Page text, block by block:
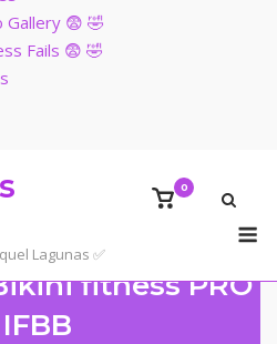
Gallery 😨 🤣
Fails 😨 🤣
Lagunas ✅
Ver
compra
0
fitness PRO